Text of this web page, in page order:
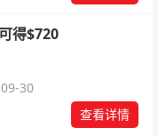
得$720
30
查看详情